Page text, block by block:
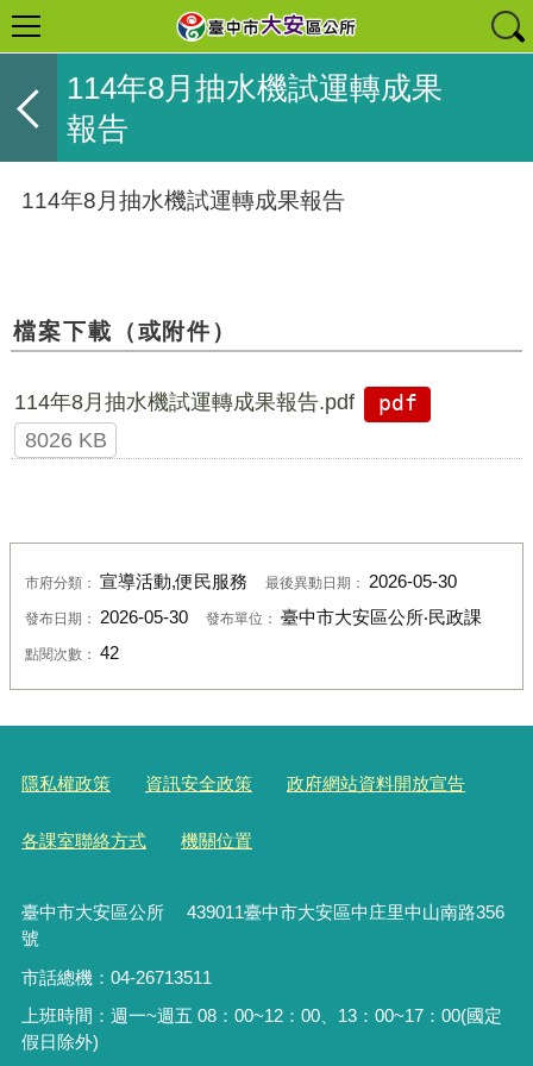
114年8月抽水機試運轉成果
報告
114年8月抽水機試運轉成果報告
檔案下載（或附件）
114年8月抽水機試運轉成果報告.pdf
pdf
8026 KB
市府分類： 宣導活動,便民服務 最後異動日期： 2026-05-30
發布日期： 2026-05-30 發布單位： 臺中市大安區公所‧民政課
點閱次數： 42
隱私權政策 資訊安全政策 政府網站資料開放宣告
各課室聯絡方式 機關位置
臺中市大安區公所 439011臺中市大安區中庄里中山南路356
號
市話總機：04-26713511
上班時間：週一~週五 08：00~12：00、13：00~17：00(國定
假日除外)